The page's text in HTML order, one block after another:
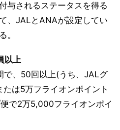
与されるステータスを得る
、JALとANAが設定してい
。
以上
で、50回以上(うち、JALグ
は5万フライオンポイント
で2万5,000フライオンポイ